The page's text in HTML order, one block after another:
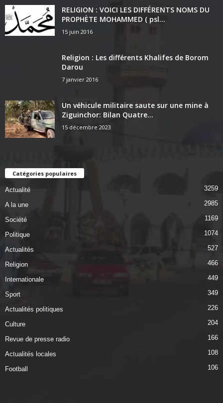
RELIGION : VOICI LES DIFFÉRENTS NOMS DU
PROPHÈTE MOHAMMED ( psl...
15 juin 2016
Religion : Les différents Khalifes de Borom
Darou
7 janvier 2016
Un véhicule militaire saute sur une mine à
Ziguinchor: Bilan Quatre...
15 décembre 2023
Catégories populaires
Actualité 3259
A la une 2985
Société 1169
Politique 1074
Actualités 527
Religion 466
Internationale 449
Sport 349
Actualités politiques 226
Culture 204
Revue de presse radio 166
Actualités locales 108
Football 106